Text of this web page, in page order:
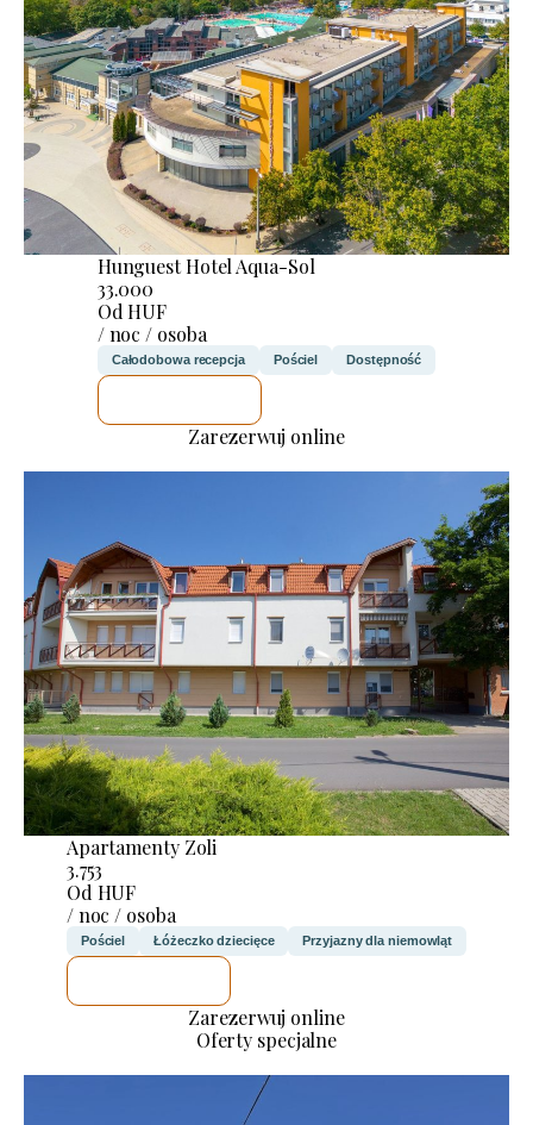
Hunguest Hotel Aqua-Sol
33.000
Od HUF
/ noc / osoba
Całodobowa recepcja Pościel Dostępność
Zarezerwuj online
Apartamenty Zoli
3.753
Od HUF
/ noc / osoba
Pościel Łóżeczko dziecięce Przyjazny dla niemowląt
Zarezerwuj online
Oferty specjalne